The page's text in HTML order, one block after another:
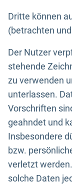
Dritte können
(betrachten
Der Nutzer
stehende
zu verwenden
unterlassen.
Vorschriften
geahndet und
Insbesondere
bzw.
verletzt
solche Daten